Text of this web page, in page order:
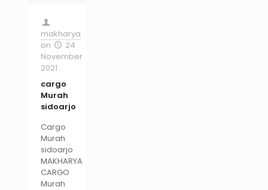
makharya
on
24
November
2021
cargo
Murah
sidoarjo
Cargo
Murah
sidoarjo
MAKHARYA
CARGO
Murah